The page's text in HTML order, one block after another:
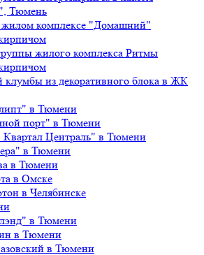
Тюмень
комплексе "Домашний"
жилого комплекса Ритмы
клумбы из декоративного блока в ЖК
в Тюмени
порт" в Тюмени
Централь" в Тюмени
в Тюмени
в Тюмени
в Омске
в Челябинске
в Тюмени
в Тюмени
в Тюмени